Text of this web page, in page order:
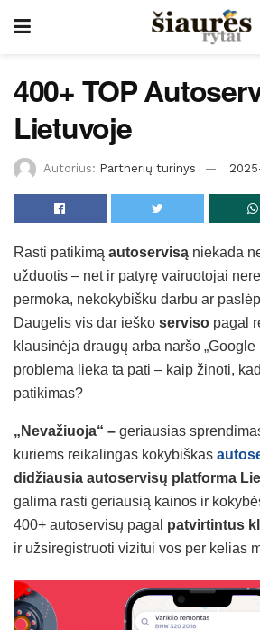
400+ TOP
Lietuvoje
Autorius: Partnerių turinys
Rasti patikimą autoservisą niekada
užduotis – net ir patyrę vairuotojai
permoka, nekokybišku darbu ar
Daugelis vis dar ieško serviso pagal
klausinėja draugų arba naršo „Google
problema lieka ta pati – kaip žinoti,
patikimas?
„Nevažiuoja“ – geriausias
kuriems reikalingas kokybiškas
didžiausia autoservisų platforma
galima rasti geriausią kainos ir
400+ autoservisų pagal patvirtintus
ir užsiregistruoti vizitui vos per kelias